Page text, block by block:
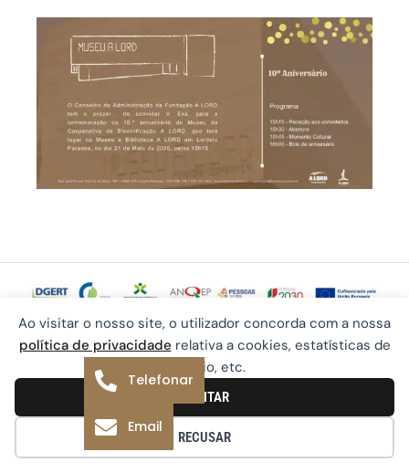
Ao visitar o nosso site, o utilizador concorda com a nossa
política de privacidade relativa a cookies, estatísticas de
rastreio, etc.
ACEITAR
RECUSAR
© 2026 Fundação A LORD | Desenvolvido por
Ping ®
Política de PrivacidadePolítica de Cookies
Telefonar
Email